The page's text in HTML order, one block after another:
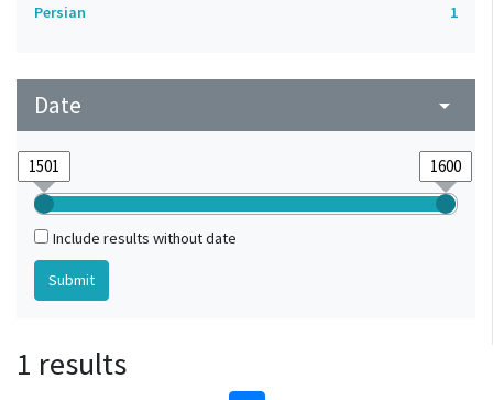
Persian
1
Date arrow_drop_down
Include results without date
1 results